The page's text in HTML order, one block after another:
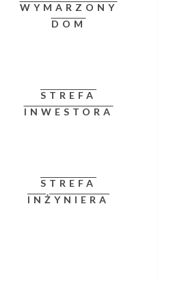
WYMARZONY
DOM
STREFA
INWESTORA
STREFA
INŻYNIERA